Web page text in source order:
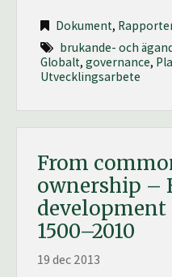
Dokument,
brukande- och
Globalt, governance,
Utvecklingsarbete
From
ownership –
development
1500–2010
19 dec 2013